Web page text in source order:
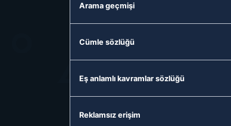
Arama geçmişi
Cümle sözlüğü
Eş anlamlı kavramlar sözlüğü
Reklamsız erişim